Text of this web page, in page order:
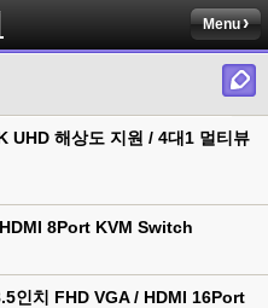
Menu
UHD 해상도 지원 / 4대1 멀티뷰
8Port KVM Switch
인치 FHD VGA / HDMI 16Port